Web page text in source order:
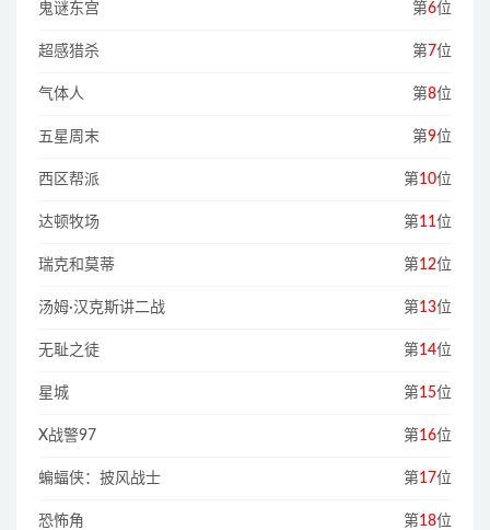
鬼谜东宫 第6位
超感猎杀 第7位
气体人 第8位
五星周末 第9位
西区帮派 第10位
达顿牧场 第11位
瑞克和莫蒂 第12位
汤姆·汉克斯讲二战 第13位
无耻之徒 第14位
星城 第15位
X战警97 第16位
蝙蝠侠：披风战士 第17位
恐怖角 第18位